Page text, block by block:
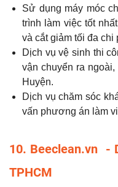
Sử dụng máy móc
trình làm việc tốt
và cắt giảm tối đa chi
Dịch vụ vệ sinh thi
vận chuyển ra
Huyện.
Dịch vụ chăm sóc
vấn phương án làm
10. Beeclean.vn -
TPHCM